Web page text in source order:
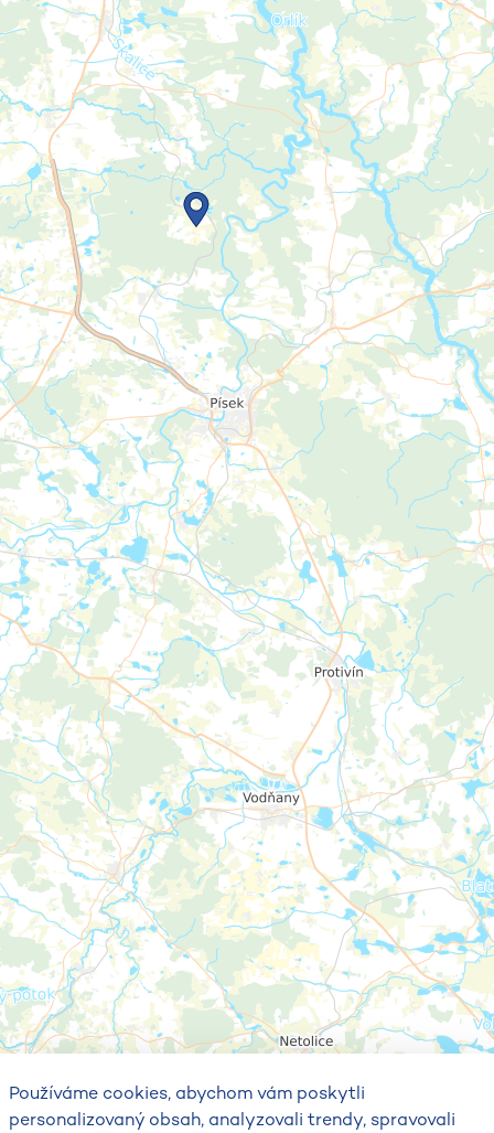
Používáme cookies, abychom vám poskytli
personalizovaný obsah, analyzovali trendy, spravovali